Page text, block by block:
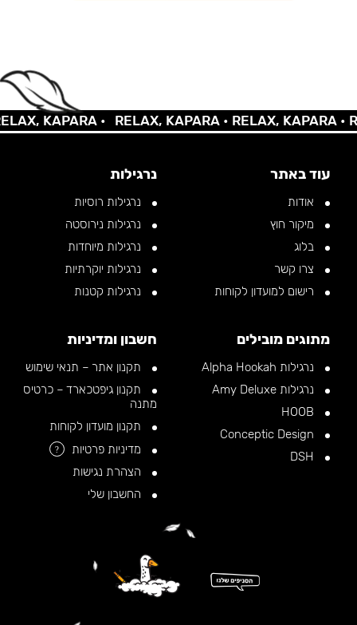
KAPARA • RELAX, KAPARA •RELAX, KAPARA •
עוד באתר
אודות
מיקור חוץ
בלוג
צרו קשר
רישום למועדון לקוחות
נרגילות
נרגילות רוסיות
נרגילות נירוסטה
נרגילות מיוחדות
נרגילות יוקרתיות
נרגילות קטנות
מתוגים מובילים
נרגילות Alpha Hookah
נרגילות Amy Deluxe
חשבון ומדיניות
תקנון אתר – תנאי שימוש
תקנון גיפטכארד – כרטיס
מתנה
תקנון מועדון לקוחות
מדיניות פרטיות
?
הצהרת נגישות
החשבון שלי